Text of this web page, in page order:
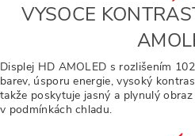
VYSOCE
Displej HD AMOLED s rozlišením
barev, úsporu energie, vysoký
takže poskytuje jasný a plynulý
v podmínkách chladu.